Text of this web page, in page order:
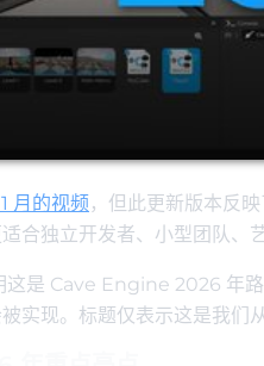
月的视频 ，但此更新版本反
合独立开发者、小型团队、
这是 Cave Engine 2026 年
实现。标题仅表示这是我